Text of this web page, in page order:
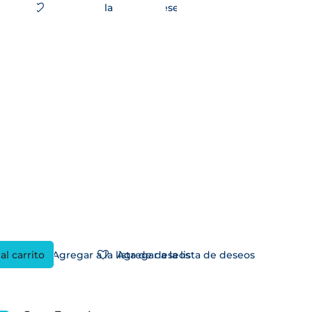
Agregar a la lista de deseos
Agregar a la lista de deseos
carrito Agregar a la lista de deseos